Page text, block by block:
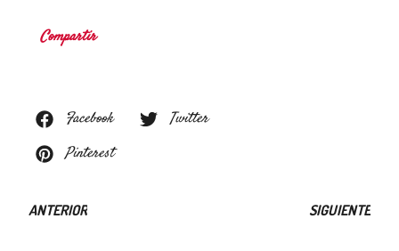
Compartir
Facebook
Twitter
Pinterest
ANTERIOR SIGUIENTE